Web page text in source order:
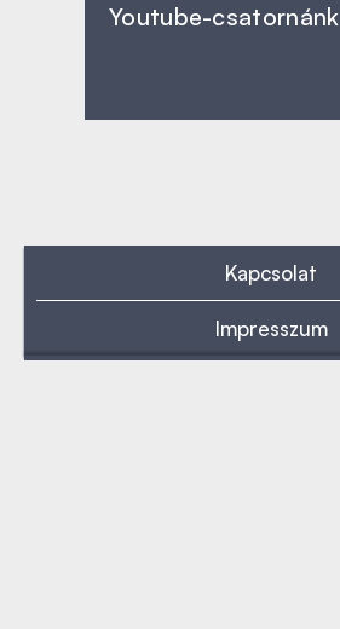
Youtube-csatornánk
Kapcsolat
Impresszum